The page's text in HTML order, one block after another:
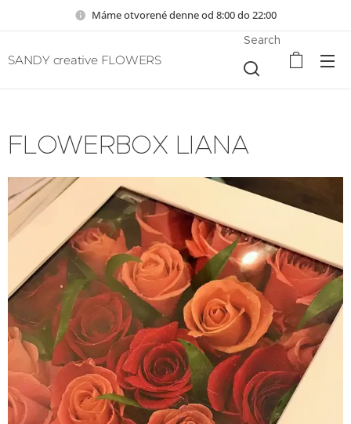
Máme otvorené denne od 8:00 do 22:00
SANDY creative FLOWERS
Search
FLOWERBOX LIANA